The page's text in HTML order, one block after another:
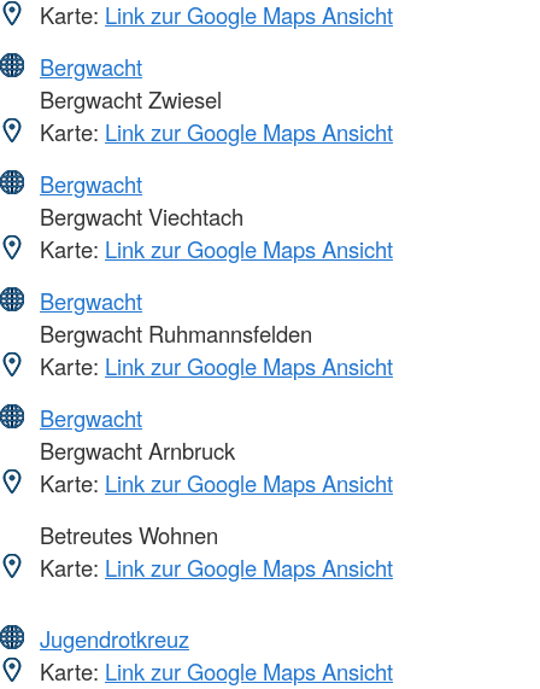
Karte: Link zur Google Maps Ansicht
Bergwacht
Bergwacht Zwiesel
Karte: Link zur Google Maps Ansicht
Bergwacht
Bergwacht Viechtach
Karte: Link zur Google Maps Ansicht
Bergwacht
Bergwacht Ruhmannsfelden
Karte: Link zur Google Maps Ansicht
Bergwacht
Bergwacht Arnbruck
Karte: Link zur Google Maps Ansicht
Betreutes Wohnen
Karte: Link zur Google Maps Ansicht
Jugendrotkreuz
Karte: Link zur Google Maps Ansicht